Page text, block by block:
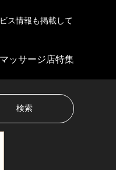
ス情報も掲載して
マッサージ店特集